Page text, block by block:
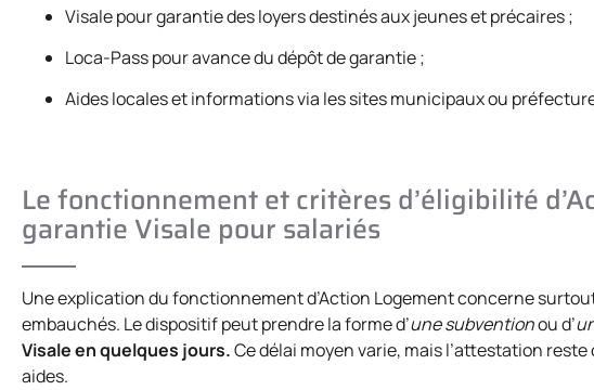
Visale pour garantie des loyers destinés aux jeunes et précaires ;
Loca-Pass pour avance du dépôt de garantie ;
Aides locales et informations via les sites municipaux ou
Le fonctionnement et critères d’éligibilité
garantie Visale pour salariés
Une explication du fonctionnement d’Action Logement concerne
embauchés. Le dispositif peut prendre la forme d’une subventionou d’
Visale en quelques jours.Ce délai moyen varie, mais l’attestation
aides.